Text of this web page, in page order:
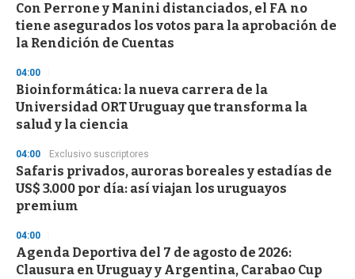
Con Perrone y Manini distanciados, el FA no
tiene asegurados los votos para la aprobación de
la Rendición de Cuentas
04:00
Bioinformática: la nueva carrera de la
Universidad ORT Uruguay que transforma la
salud y la ciencia
04:00 Exclusivo suscriptores
Safaris privados, auroras boreales y estadías de
US$ 3.000 por día: así viajan los uruguayos
premium
04:00
Agenda Deportiva del 7 de agosto de 2026:
Clausura en Uruguay y Argentina, Carabao Cup